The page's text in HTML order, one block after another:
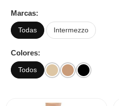
Marcas:
Todas Intermezzo
Colores:
Todos